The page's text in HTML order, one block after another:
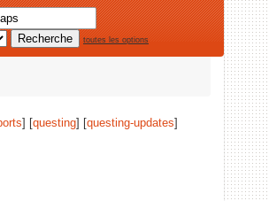
toutes les options
] [questing] [questing-updates]